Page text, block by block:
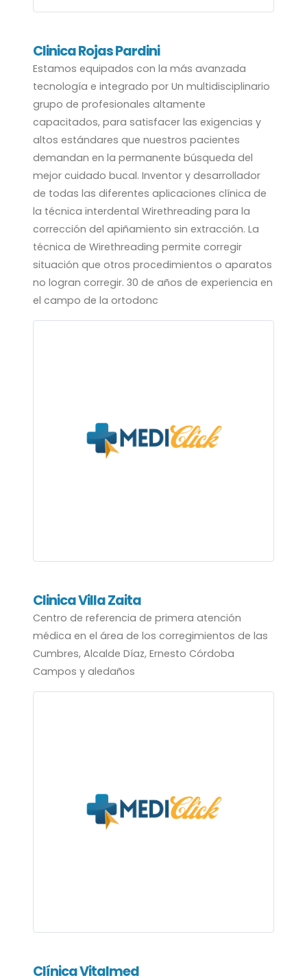
Clinica Rojas Pardini
Estamos equipados con la más avanzada
tecnología e integrado por Un multidisciplinario
grupo de profesionales altamente
capacitados, para satisfacer las exigencias y
altos estándares que nuestros pacientes
demandan en la permanente búsqueda del
mejor cuidado bucal. Inventor y desarrollador
de todas las diferentes aplicaciones clínica de
la técnica interdental Wirethreading para la
corrección del apiñamiento sin extracción. La
técnica de Wirethreading permite corregir
situación que otros procedimientos o aparatos
no logran corregir. 30 de años de experiencia en
el campo de la ortodonc
Clinica Villa Zaita
Centro de referencia de primera atención
médica en el área de los corregimientos de las
Cumbres, Alcalde Díaz, Ernesto Córdoba
Campos y aledaños
Clínica Vitalmed